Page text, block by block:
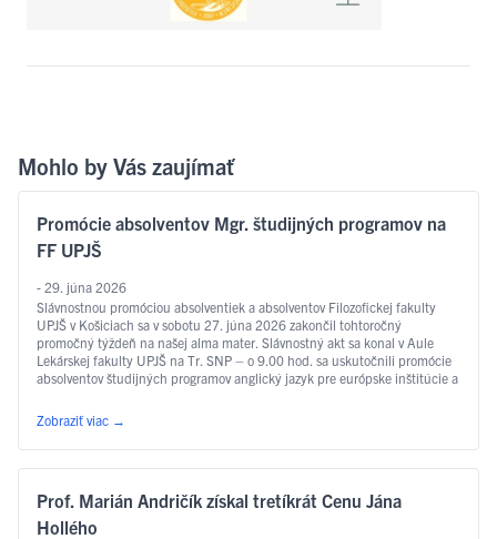
Mohlo by Vás zaujímať
Promócie absolventov Mgr. študijných programov na
FF UPJŠ
- 29. júna 2026
Slávnostnou promóciou absolventiek a absolventov Filozofickej fakulty
UPJŠ v Košiciach sa v sobotu 27. júna 2026 zakončil tohtoročný
promočný týždeň na našej alma mater. Slávnostný akt sa konal v Aule
Lekárskej fakulty UPJŠ na Tr. SNP – o 9.00 hod. sa uskutočnili promócie
absolventov študijných programov anglický jazyk pre európske inštitúcie a
Čítať ďalej
Zobraziť viac →
Prof. Marián Andričík získal tretíkrát Cenu Jána
Hollého